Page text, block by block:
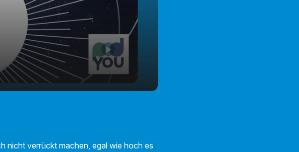
nicht verrückt machen, egal wie hoch es